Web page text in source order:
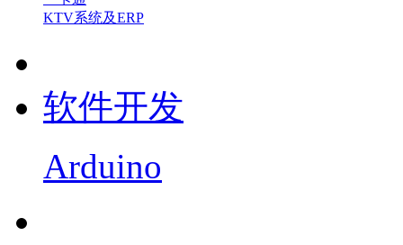
KTV系统及ERP
软件开发
Arduino